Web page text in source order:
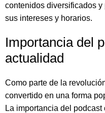
contenidos diversificados
sus intereses y horarios.
Importancia del
actualidad
Como parte de la
convertido en una forma
La importancia del